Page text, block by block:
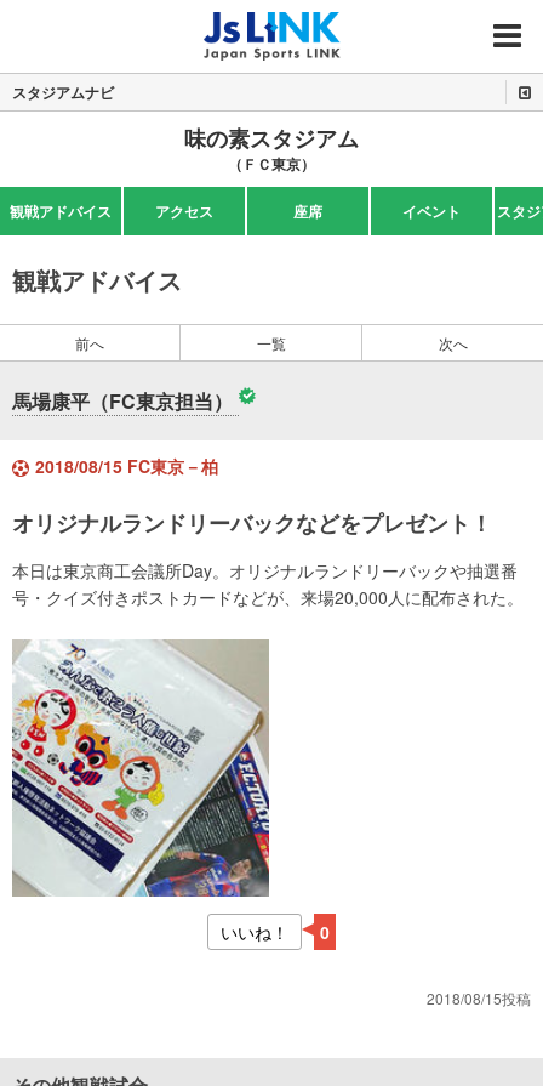
MENU
スタジアムナビ
味の素スタジアム
（ＦＣ東京）
観戦アドバイス アクセス 座席 イベント スタ
観戦アドバイス
前へ 一覧 次へ
馬場康平（FC東京担当）
2018/08/15 FC東京－柏
オリジナルランドリーバックなどをプレゼント！
本日は東京商工会議所Day。オリジナルランドリーバックや抽選番
号・クイズ付きポストカードなどが、来場20,000人に配布された。
いいね！ 0
2018/08/15投稿